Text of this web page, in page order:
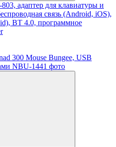
адаптер для клавиатуры и
связь (Android, iOS),
BT 4.0, программное